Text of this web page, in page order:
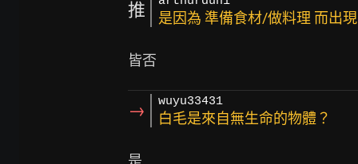
推 是因為 準備食材/做料理 而出
→ wuyu33431
白毛是來自無生命的物體？